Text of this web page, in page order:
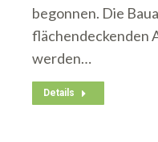
begonnen. Die
flächendeckenden
werden…
Details